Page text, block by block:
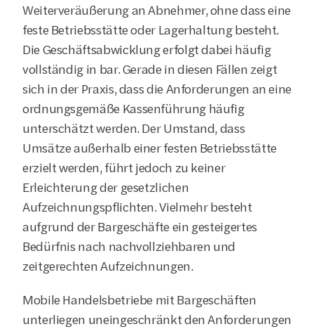
Weiterveräußerung an Abnehmer, ohne dass eine
feste Betriebsstätte oder Lagerhaltung besteht.
Die Geschäftsabwicklung erfolgt dabei häufig
vollständig in bar. Gerade in diesen Fällen zeigt
sich in der Praxis, dass die Anforderungen an eine
ordnungsgemäße Kassenführung häufig
unterschätzt werden. Der Umstand, dass
Umsätze außerhalb einer festen Betriebsstätte
erzielt werden, führt jedoch zu keiner
Erleichterung der gesetzlichen
Aufzeichnungspflichten. Vielmehr besteht
aufgrund der Bargeschäfte ein gesteigertes
Bedürfnis nach nachvollziehbaren und
zeitgerechten Aufzeichnungen.
Mobile Handelsbetriebe mit Bargeschäften
unterliegen uneingeschränkt den Anforderungen